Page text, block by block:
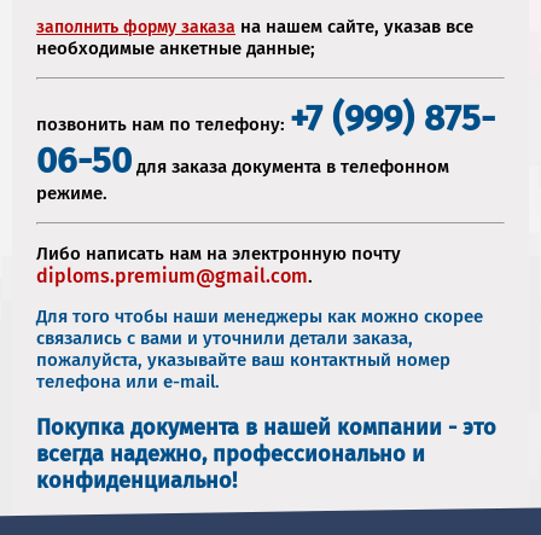
заполнить форму заказа на нашем сайте, указав все
необходимые анкетные данные;
позвонить нам по телефону: +7 (999) 875-
06-50 для заказа документа в телефонном
режиме.
Либо написать нам на электронную почту
diploms.premium@gmail.com.
Для того чтобы наши менеджеры как можно скорее
связались с вами и уточнили детали заказа,
пожалуйста, указывайте ваш контактный номер
телефона или e-mail.
Покупка документа в нашей компании - это
всегда надежно, профессионально и
конфиденциально!